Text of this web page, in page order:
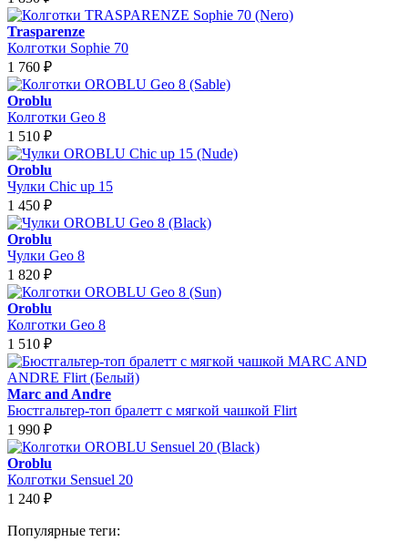
Trasparenze
Колготки Sophie 70
1 760 ₽
Oroblu
Колготки Geo 8
1 510 ₽
Oroblu
Чулки Chic up 15
1 450 ₽
Oroblu
Чулки Geo 8
1 820 ₽
Oroblu
Колготки Geo 8
1 510 ₽
Marc and Andre
Бюстгальтер-топ бралетт с мягкой чашкой Flirt
1 990 ₽
Oroblu
Колготки Sensuel 20
1 240 ₽
Популярные теги: